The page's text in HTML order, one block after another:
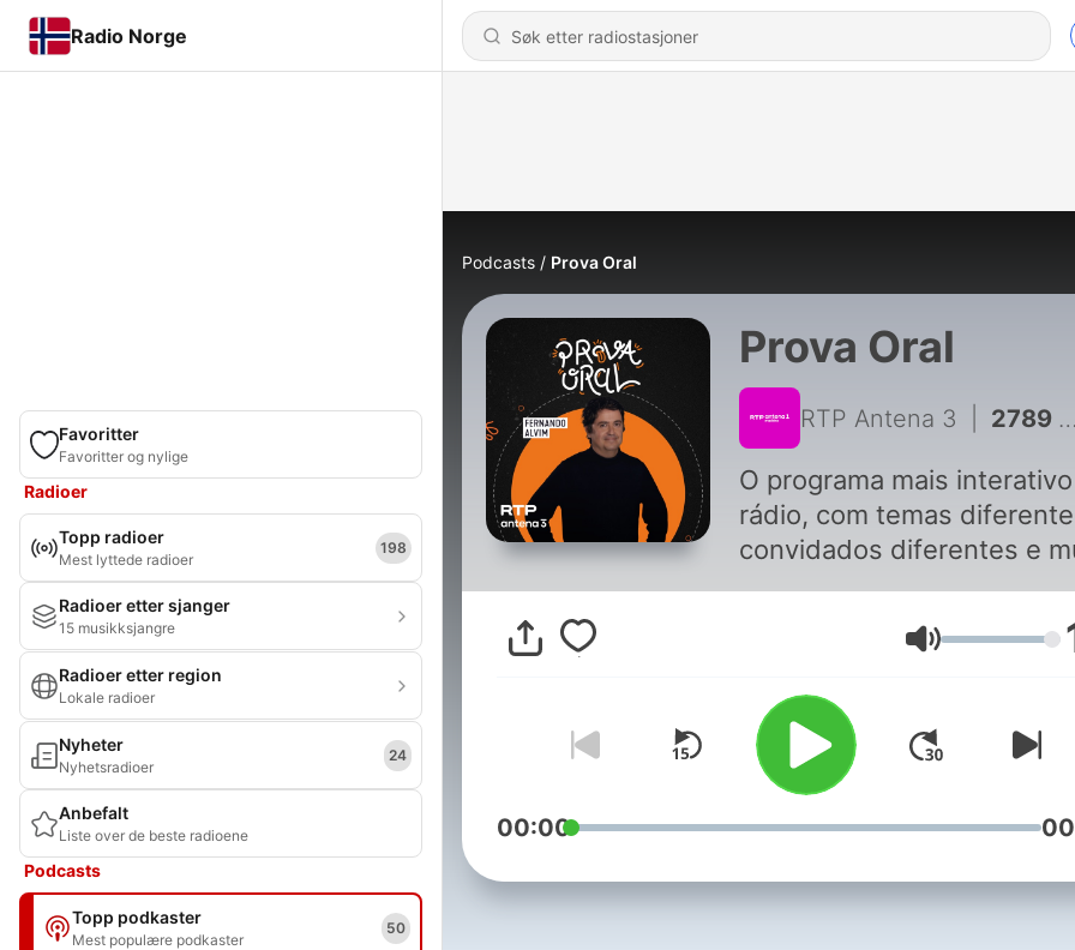
Radio Norge
Favoritter
Favoritter og nylige
Radioer
Topp radioer
Mest lyttede radioer
198
Radioer etter sjanger
15 musikksjangre
Radioer etter region
Lokale radioer
Nyheter
Nyhetsradioer
24
Anbefalt
Liste over de beste radioene
Podcasts
Topp podkaster
Mest populære podkaster
50
Podcasts Prova Oral
Prova Oral
RTP Antena 3 2789 - Maria João Pires
O programa mais
rádio, com temas
convidados diferentes e
animação.
Volum
00:00